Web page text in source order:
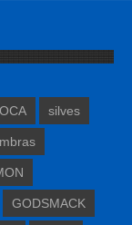
silves
GODSMACK